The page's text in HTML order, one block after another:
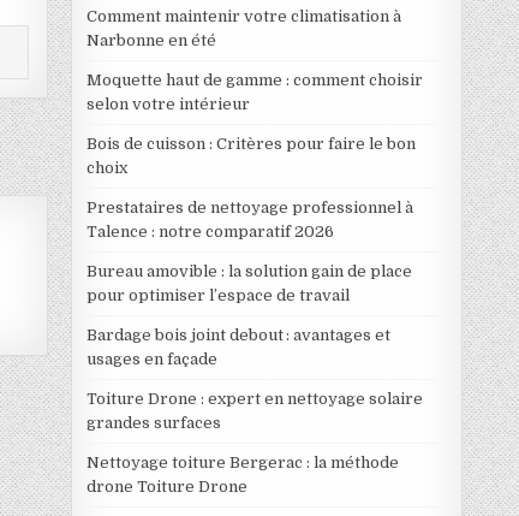
Comment maintenir votre climatisation à
Narbonne en été
Moquette haut de gamme : comment choisir
selon votre intérieur
Bois de cuisson : Critères pour faire le bon
choix
Prestataires de nettoyage professionnel à
Talence : notre comparatif 2026
Bureau amovible : la solution gain de place
pour optimiser l’espace de travail
Bardage bois joint debout : avantages et
usages en façade
Toiture Drone : expert en nettoyage solaire
grandes surfaces
Nettoyage toiture Bergerac : la méthode
drone Toiture Drone